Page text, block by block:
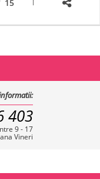
15
403
9 - 17
Vineri